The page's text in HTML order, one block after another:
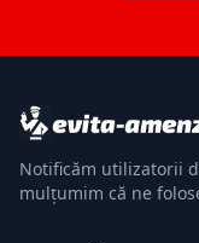
Notificăm utilizatorii
mulțumim că ne